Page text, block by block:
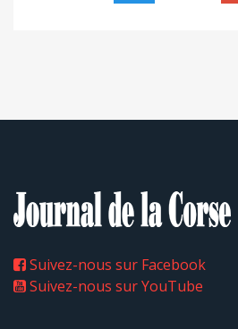
Suivez-nous sur Facebook
Suivez-nous sur YouTube